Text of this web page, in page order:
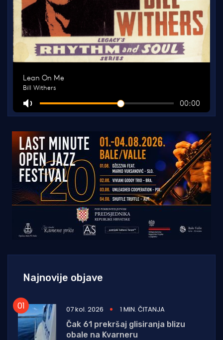
Najnovije objave
07 kol. 2026
1 MIN. ČITANJA
Čak 61 prekršaj glisiranja blizu
obale na Kvarneru